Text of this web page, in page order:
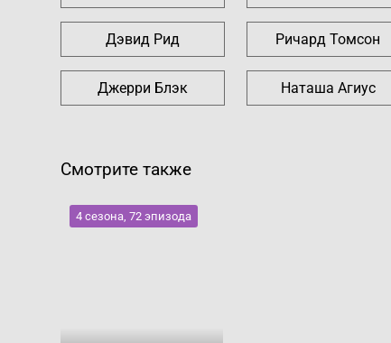
Дэвид Рид Ричард Томсон
Джерри Блэк Наташа Агиус
Смотрите также
4 сезона, 72 эпизода